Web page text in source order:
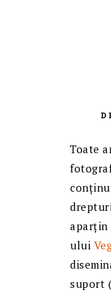
Toate
ului
suport